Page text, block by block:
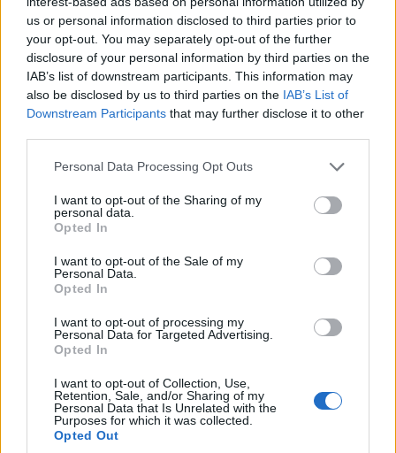
us or personal information disclosed to third parties prior to
your opt-out. You may separately opt-out of the further
disclosure of your personal information by third parties on the
IAB’s list of downstream participants. This information may
also be disclosed by us to third parties on the IAB’s List of
Downstream Participants that may further disclose it to other
Please note that this website/app uses one or more Google
not limited to your visit or usage behaviour. You may click to
grant or deny consent to Google and its third-party tags to
use your data for below specified purposes in below Google
consent section.
Personal Data Processing Opt Outs
I want to opt-out of the Sharing of my
personal data.
Opted In
I want to opt-out of the Sale of my
Personal Data.
Opted In
I want to opt-out of processing my
Personal Data for Targeted Advertising.
Opted In
I want to opt-out of Collection, Use,
Retention, Sale, and/or Sharing of my
Personal Data that Is Unrelated with the
Purposes for which it was collected.
Opted Out
Επανασχεδιασμό χωροθέτησης έργων
τα είδη και τα οικοσυστήματα.
Ενίσχυση της ποιότητας των
περιβαλλοντικών αδειοδοτήσεων, ώστε να
οικολογικές επιπτώσεις κάθε έργου.
Συστηματική παρακολούθηση και
αξιολόγηση των επιπτώσεων, πριν και μετά
την εγκατάσταση των έργων.
Ο Γενικός Διευθυντής του ΑΡΚΤΟΥΡΟΥ, Δρ.
Αλέξανδρος Καραμανλίδης, σχολίασε σχετικά